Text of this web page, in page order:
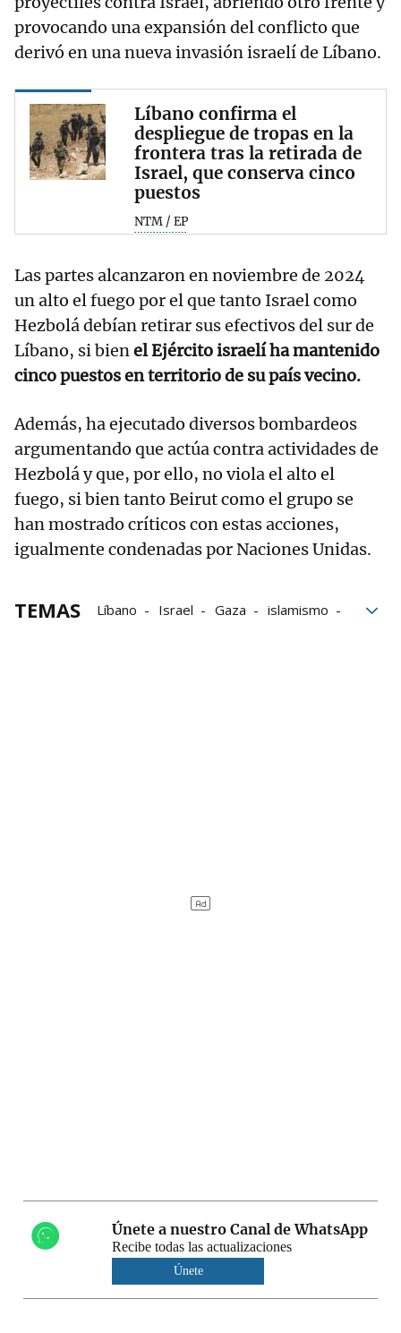
provocando una expansión del conflicto que
derivó en una nueva invasión israelí de Líbano.
Líbano confirma el
despliegue de tropas en la
frontera tras la retirada de
Israel, que conserva cinco
puestos
NTM / EP
Las partes alcanzaron en noviembre de 2024
un alto el fuego por el que tanto Israel como
Hezbolá debían retirar sus efectivos del sur de
Líbano, si bienel Ejército israelí ha mantenido
cinco puestos en territorio de su país vecino.
Además, ha ejecutado diversos bombardeos
argumentando que actúa contra actividades de
Hezbolá y que, por ello, no viola el alto el
fuego, si bien tanto Beirut como el grupo se
han mostrado críticos con estas acciones,
igualmente condenadas por Naciones Unidas.
TEMAS Líbano Israel Gaza
islamismo
Únete a nuestro Canal de WhatsApp
Recibe todas las actualizaciones
Únete